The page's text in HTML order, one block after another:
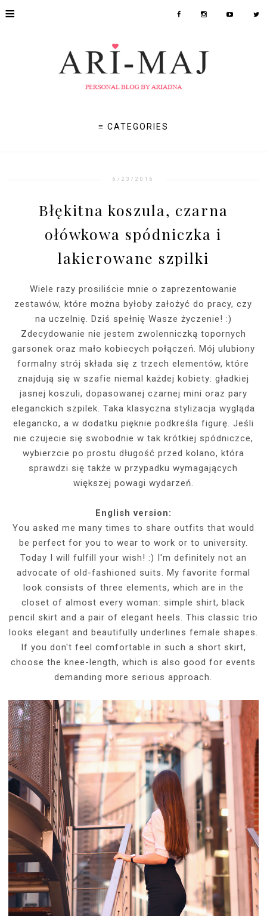
≡
≡ CATEGORIES
6/23/2016
Błękitna koszula, czarna
ołówkowa spódniczka i
lakierowane szpilki
Wiele razy prosiliście mnie o zaprezentowanie
zestawów, które można byłoby założyć do pracy, czy
na uczelnię. Dziś spełnię Wasze życzenie! :)
Zdecydowanie nie jestem zwolenniczką topornych
garsonek oraz mało kobiecych połączeń. Mój ulubiony
formalny strój składa się z trzech elementów, które
znajdują się w szafie niemal każdej kobiety: gładkiej
jasnej koszuli, dopasowanej czarnej mini oraz pary
eleganckich szpilek. Taka klasyczna stylizacja wygląda
elegancko, a w dodatku pięknie podkreśla figurę. Jeśli
nie czujecie się swobodnie w tak krótkiej spódniczce,
wybierzcie po prostu długość przed kolano, która
sprawdzi się także w przypadku wymagających
większej powagi wydarzeń.
English version:
You asked me many times to share outfits that would
be perfect for you to wear to work or to university.
Today I will fulfill your wish! :) I'm definitely not an
advocate of old-fashioned suits. My favorite formal
look consists of three elements, which are in the
closet of almost every woman: simple shirt, black
pencil skirt and a pair of elegant heels. This classic trio
looks elegant and beautifully underlines female shapes.
If you don't feel comfortable in such a short skirt,
choose the knee-length, which is also good for events
demanding more serious approach.